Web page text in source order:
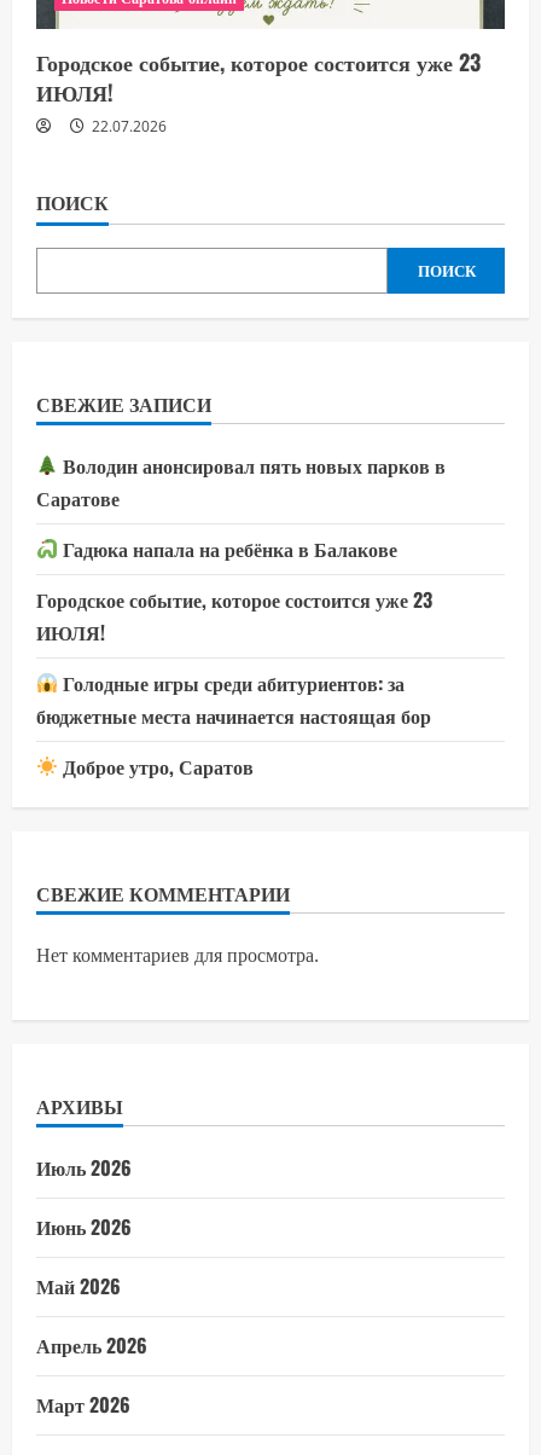
Городское событие, которое состоится уже 23
ИЮЛЯ!
22.07.2026
ПОИСК
ПОИСК
СВЕЖИЕ ЗАПИСИ
Володин анонсировал пять новых парков в
Саратове
Гадюка напала на ребёнка в Балакове
Городское событие, которое состоится уже 23
ИЮЛЯ!
Голодные игры среди абитуриентов: за
бюджетные места начинается настоящая бор
Доброе утро, Саратов
СВЕЖИЕ КОММЕНТАРИИ
Нет комментариев для просмотра.
АРХИВЫ
Июль 2026
Июнь 2026
Май 2026
Апрель 2026
Март 2026